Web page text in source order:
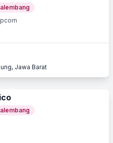
Jawa Barat